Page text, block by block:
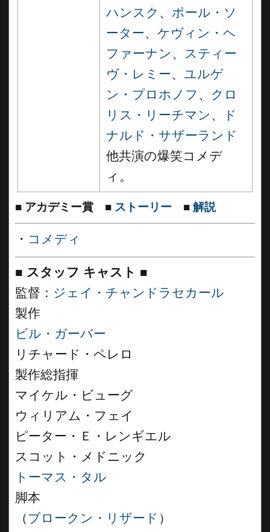
ハンスク 、 ポール・ソ
ーター、 ケヴィン・ヘ
ファーナン 、 スティー
ヴ・レミー、 ユルゲ
ン・プロホノフ 、 クロ
リス・リーチマン 、
ド
ナルド・サザーランド
他共演の爆笑コメデ
ィ。
■ アカデミー賞 ■ ストーリー ■ 解説
・ コメディ
■ スタッフ キャスト ■
監督： ジェイ・チャンドラセカール
製作
ビル・ガーバー
リチャード・ペレロ
製作総指揮
マイケル・ビューグ
ウィリアム・フェイ
ピーター・Ｅ・レンギエル
スコット・メドニック
トーマス・タル
脚本
（ ブロークン・リザード ）